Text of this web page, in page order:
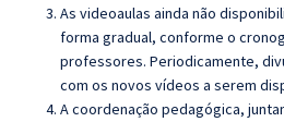
As videoaulas ainda não
forma gradual, conforme o
professores. Periodicamente,
com os novos vídeos a serem
A coordenação pedagógica,